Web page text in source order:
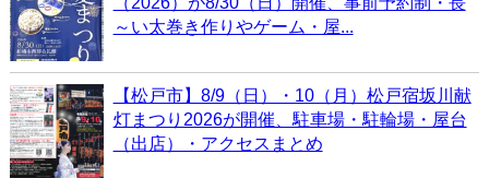
～い太巻き作りやゲーム・屋...
【松戸市】8/9（日）・10（月）松戸宿坂川献
灯まつり2026が開催、駐車場・駐輪場・屋台
（出店）・アクセスまとめ